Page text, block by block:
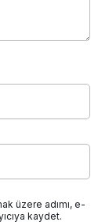
üzere adımı, e-
kaydet.